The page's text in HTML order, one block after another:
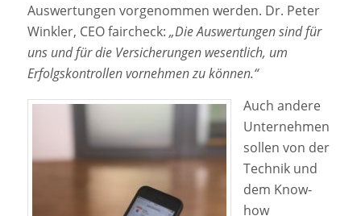
Auswertungen vorgenommen werden. Dr. Peter
Winkler, CEO faircheck: „Die Auswertungen sind für
uns und für die Versicherungen wesentlich, um
Erfolgskontrollen vornehmen zu können.“
Auch andere
Unternehmen
sollen von der
Technik und
dem Know-
how